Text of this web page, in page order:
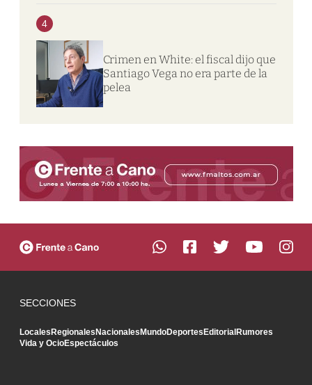
4
Crimen en White: el fiscal dijo que
Santiago Vega no era parte de la
pelea
SECCIONES
LocalesRegionalesNacionalesMundoDeportesEditorialRumores
Vida y OcioEspectáculos